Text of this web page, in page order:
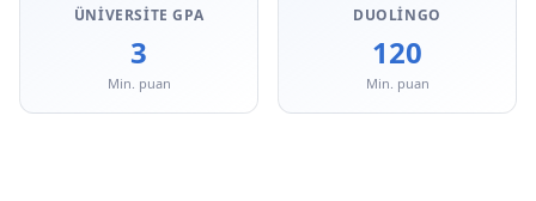
ÜNIVERSITE GPA
3
Min. puan
DUOLINGO
120
Min. puan